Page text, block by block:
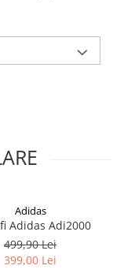
Adidas
Adidas Adi2000
499,90 Lei
399,00 Lei